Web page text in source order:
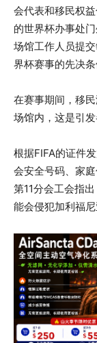
会代表和移民权
的世界杯办事处
场馆工作人员提
界杯赛事的先决条
在赛事期间，移
场馆内，这是引发
根据FIFA的证件
会安全号码、家
第11分会工会指
能会侵犯加利福尼